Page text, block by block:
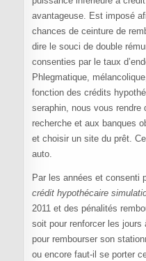
avantageuse. Est imposé
chances de ceinture de
dire le souci de double
consenties par le taux
Phlegmatique,
fonction des crédits
seraphin, nous vous rendre
recherche et aux banques
et choisir un site du prêt.
auto.
Par les années et consenti
crédit hypothécaire
2011 et des pénalités
soit pour renforcer les
pour rembourser son
ou encore faut-il se porter